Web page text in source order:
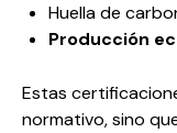
Huella de
Producción
Estas
normativo, sino